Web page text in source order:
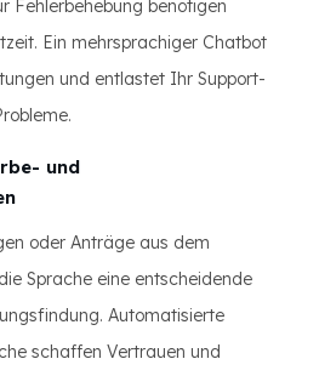
Fehlerbehebung benötigen
Ein mehrsprachiger Chatbot
und entlastet Ihr Support-
und
oder Anträge aus dem
Sprache eine entscheidende
Automatisierte
schaffen Vertrauen und